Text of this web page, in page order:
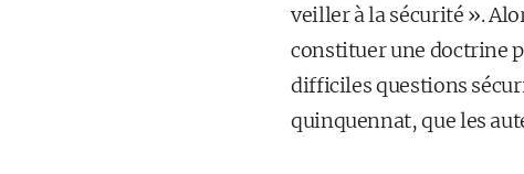
veiller à la sécurité ».
constituer une doctrine
difficiles questions
quinquennat, que les